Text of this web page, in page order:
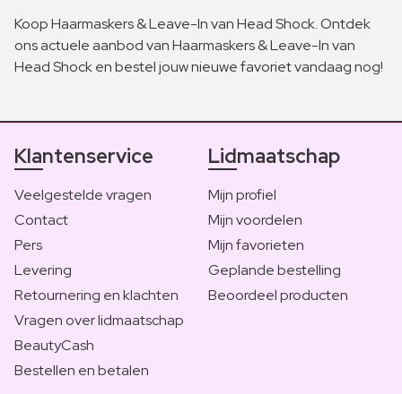
Koop Haarmaskers & Leave-In van Head Shock. Ontdek
ons actuele aanbod van Haarmaskers & Leave-In van
Head Shock en bestel jouw nieuwe favoriet vandaag nog!
Klantenservice
Veelgestelde vragen
Contact
Pers
Levering
Retournering en klachten
Vragen over lidmaatschap
BeautyCash
Bestellen en betalen
Lidmaatschap
Mijn profiel
Mijn voordelen
Mijn favorieten
Geplande bestelling
Beoordeel producten